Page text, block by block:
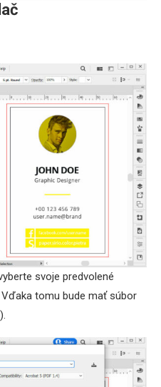
svoje predvolené
Vďaka tomu bude mať súbor